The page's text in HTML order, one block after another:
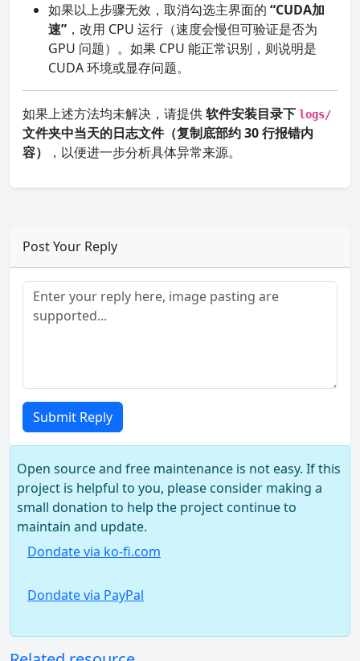
如果以上步骤无效，取消勾选主界面的 “CUDA加
速” ，改用 CPU 运行（速度会慢但可验证是否为
GPU 问题）。如果 CPU 能正常识别，则说明是
CUDA 环境或显存问题。
如果上述方法均未解决，请提供软件安装目录下 logs/
文件夹中当天的日志文件（复制底部约 30 行报错内
容）
，以便进一步分析具体异常来源。
Post Your Reply
Submit Reply
Open source and free maintenance is not easy. If this
project is helpful to you, please consider making a
small donation to help the project continue to
maintain and update.
Dondate via ko-fi.com
Dondate via PayPal